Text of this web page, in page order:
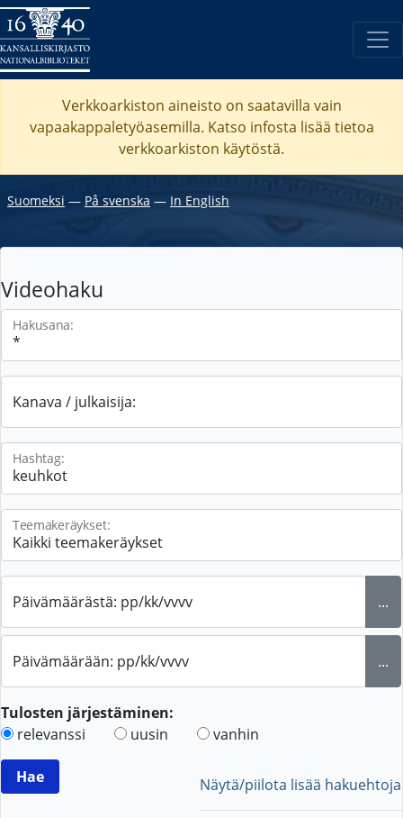
Verkkoarkiston aineisto on saatavilla vain
vapaakappaletyöasemilla. Katso infosta lisää tietoa
verkkoarkiston käytöstä.
Suomeksi ― På svenska ― In English
Videohaku
Hakusana:
Kanava / julkaisija:
Hashtag:
Teemakeräykset:
Päivämäärästä: pp/kk/vvvv ...
Päivämäärään: pp/kk/vvvv ...
Tulosten järjestäminen:
relevanssi
uusin vanhin
Näytä/piilota lisää hakuehtoja